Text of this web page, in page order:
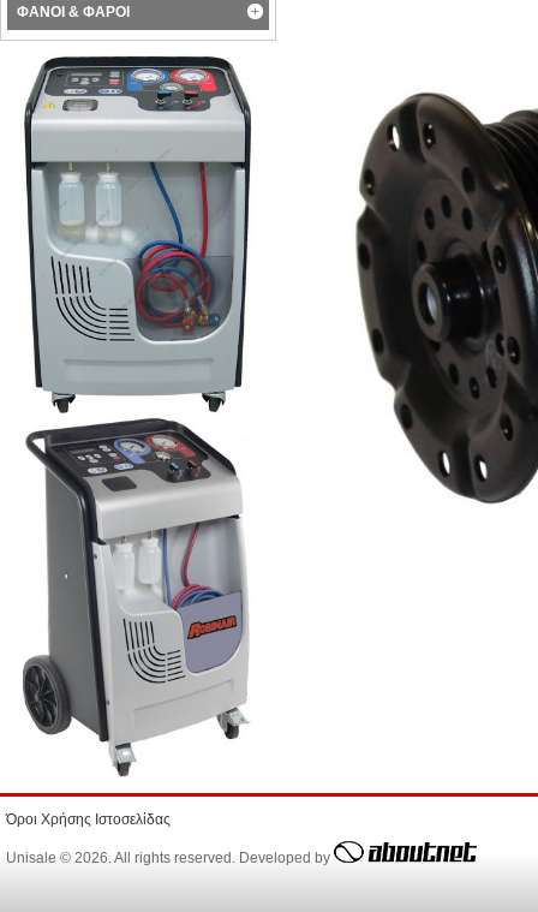
ΦΑΝΟΙ & ΦΑΡΟΙ
Όροι Χρήσης Ιστοσελίδας
Unisale © 2026. All rights reserved. Developed by